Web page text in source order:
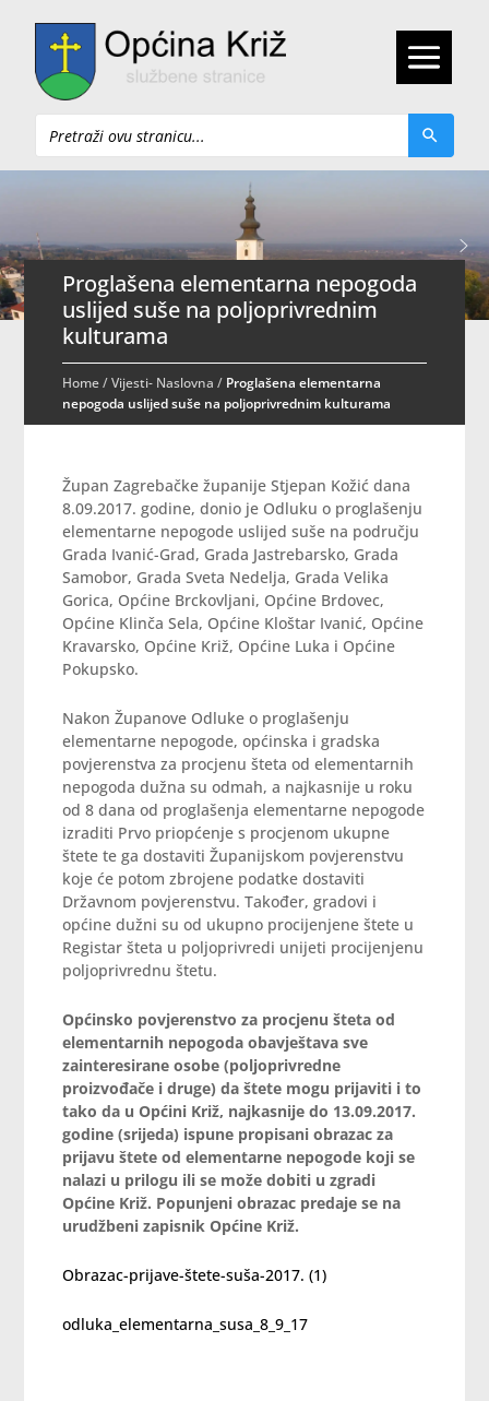
Pretraži
Proglašena elementarna nepogoda
uslijed suše na poljoprivrednim
kulturama
Home/Vijesti- Naslovna / Proglašena elementarna
nepogoda uslijed suše na poljoprivrednim kulturama
Župan Zagrebačke županije Stjepan Kožić dana
8.09.2017. godine, donio je Odluku o proglašenju
elementarne nepogode uslijed suše na području
Grada Ivanić-Grad, Grada Jastrebarsko, Grada
Samobor, Grada Sveta Nedelja, Grada Velika
Gorica, Općine Brckovljani, Općine Brdovec,
Općine Klinča Sela, Općine Kloštar Ivanić, Općine
Kravarsko, Općine Križ, Općine Luka i Općine
Pokupsko.
Nakon Županove Odluke o proglašenju
elementarne nepogode, općinska i gradska
povjerenstva za procjenu šteta od elementarnih
nepogoda dužna su odmah, a najkasnije u roku
od 8 dana od proglašenja elementarne nepogode
izraditi Prvo priopćenje s procjenom ukupne
štete te ga dostaviti Županijskom povjerenstvu
koje će potom zbrojene podatke dostaviti
Državnom povjerenstvu. Također, gradovi i
općine dužni su od ukupno procijenjene štete u
Registar šteta u poljoprivredi unijeti procijenjenu
poljoprivrednu štetu.
Općinsko povjerenstvo za procjenu šteta od
elementarnih nepogoda obavještavasve
zainteresirane osobe (poljoprivredne
proizvođače i druge) da štete mogu prijaviti i to
tako da u Općini Križ, najkasnije do 13.09.2017.
godine (srijeda) ispune propisani obrazac za
prijavu štete od elementarne nepogode koji se
nalazi u prilogu ili se može dobiti u zgradi
Općine Križ. Popunjeni obrazac predaje se na
urudžbeni zapisnik Općine Križ.
Obrazac-prijave-štete-suša-2017. (1)
odluka_elementarna_susa_8_9_17